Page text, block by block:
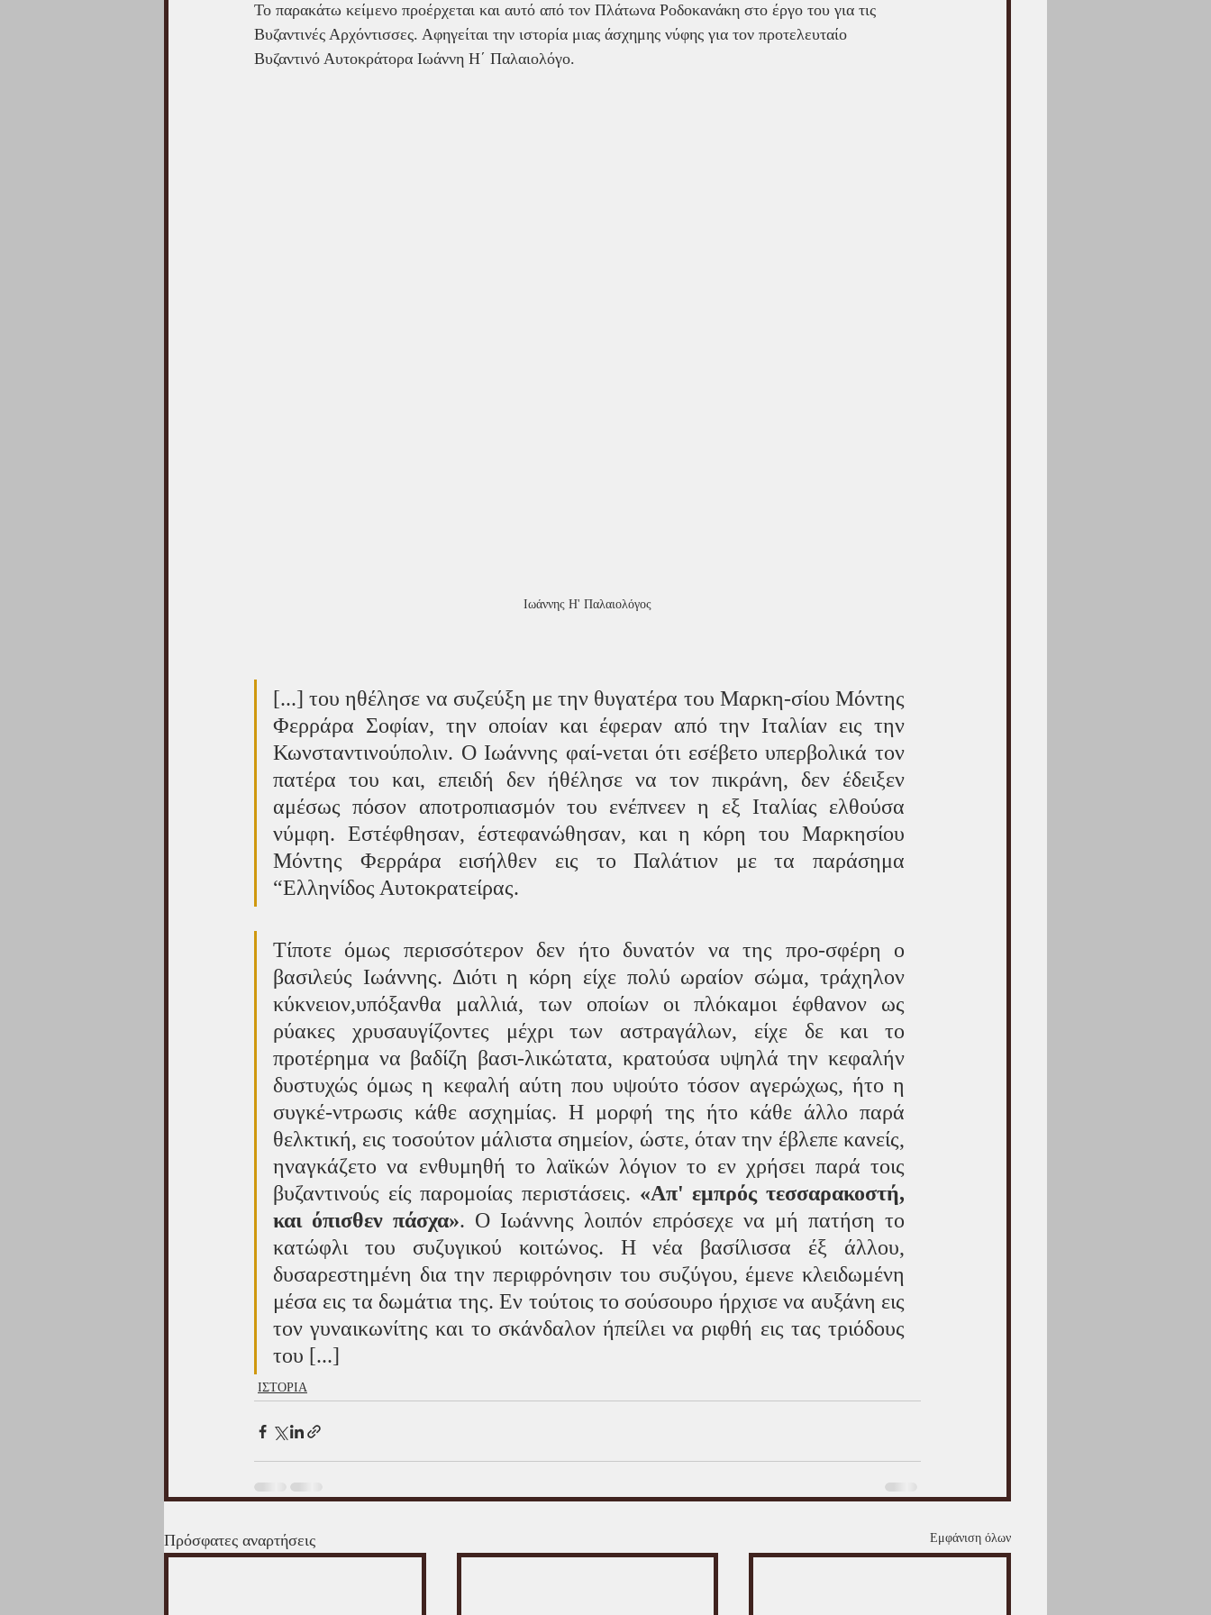
Το παρακάτω κείμενο προέρχεται και αυτό από τον Πλάτωνα Ροδοκανάκη στο έργο του για τις
Βυζαντινές Αρχόντισσες. Αφηγείται την ιστορία μιας άσχημης νύφης για τον προτελευταίο
Βυζαντινό Αυτοκράτορα Ιωάννη Η΄ Παλαιολόγο.
Ιωάννης Η' Παλαιολόγος
[...] του ηθέλησε να συζεύξη με την θυγατέρα του Μαρκη-σίου Μόντης
Φερράρα Σοφίαν, την οποίαν και έφεραν από την Ιταλίαν εις την
Κωνσταντινούπολιν. Ο Ιωάννης φαί-νεται ότι εσέβετο υπερβολικά τον
πατέρα του και, επειδή δεν ήθέλησε να τον πικράνη, δεν έδειξεν
αμέσως πόσον αποτροπιασμόν του ενέπνεεν η εξ Ιταλίας ελθούσα
νύμφη. Εστέφθησαν, έστεφανώθησαν, και η κόρη του Μαρκησίου
Μόντης Φερράρα εισήλθεν εις το Παλάτιον με τα παράσημα
“Ελληνίδος Αυτοκρατείρας.
Τίποτε όμως περισσότερον δεν ήτο δυνατόν να της προ-σφέρη ο
βασιλεύς Ιωάννης. Διότι η κόρη είχε πολύ ωραίον σώμα, τράχηλον
κύκνειον,υπόξανθα μαλλιά, των οποίων οι πλόκαμοι έφθανον ως
ρύακες χρυσαυγίζοντες μέχρι των αστραγάλων, είχε δε και το
προτέρημα να βαδίζη βασι-λικώτατα, κρατούσα υψηλά την κεφαλήν
δυστυχώς όμως η κεφαλή αύτη που υψούτο τόσον αγερώχως, ήτο η
συγκέ-ντρωσις κάθε ασχημίας. Η μορφή της ήτο κάθε άλλο παρά
θελκτική, εις τοσούτον μάλιστα σημείον, ώστε, όταν την έβλεπε κανείς,
ηναγκάζετο να ενθυμηθή το λαϊκών λόγιον το εν χρήσει παρά τοις
βυζαντινούς είς παρομοίας περιστάσεις. «Απ' εμπρός τεσσαρακοστή,
και όπισθεν πάσχα». Ο Ιωάννης λοιπόν επρόσεχε να μή πατήση το
κατώφλι του συζυγικού κοιτώνος. Η νέα βασίλισσα έξ άλλου,
δυσαρεστημένη δια την περιφρόνησιν του συζύγου, έμενε κλειδωμένη
μέσα εις τα δωμάτια της. Εν τούτοις το σούσουρο ήρχισε να αυξάνη εις
τον γυναικωνίτης και το σκάνδαλον ήπείλει να ριφθή εις τας τριόδους
του [...]
ΙΣΤΟΡΙΑ
Πρόσφατες αναρτήσεις Εμφάνιση όλων